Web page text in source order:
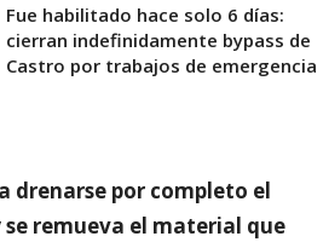
Fue habilitado hace solo 6 días:
cierran indefinidamente bypass de
Castro por trabajos de emergencia
drenarse por completo el
remueva el material que